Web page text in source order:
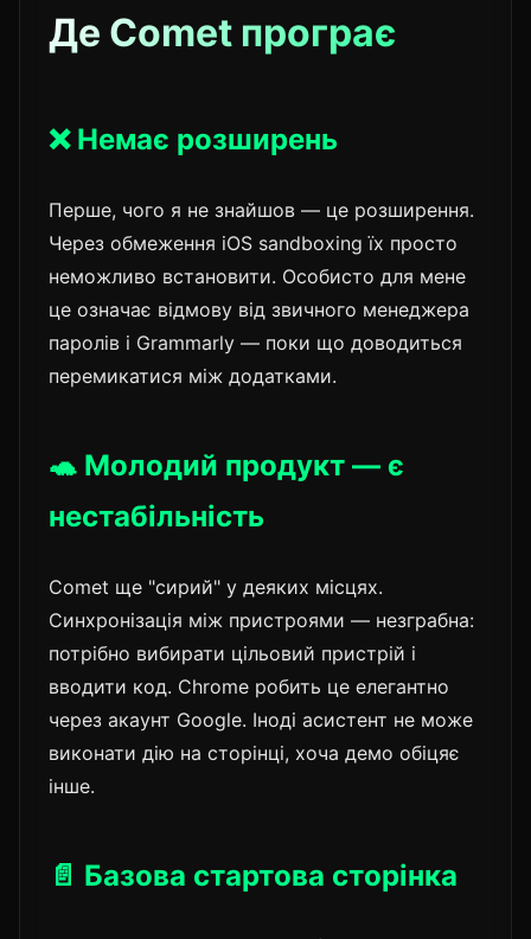
Де Comet програє
❌ Немає розширень
Перше, чого я не знайшов — це розширення.
Через обмеження iOS sandboxing їх просто
неможливо встановити. Особисто для мене
це означає відмову від звичного менеджера
паролів і Grammarly — поки що доводиться
перемикатися між додатками.
🐢 Молодий продукт — є
нестабільність
Comet ще "сирий" у деяких місцях.
Синхронізація між пристроями — незграбна:
потрібно вибирати цільовий пристрій і
вводити код. Chrome робить це елегантно
через акаунт Google. Іноді асистент не може
виконати дію на сторінці, хоча демо обіцяє
інше.
📄 Базова стартова сторінка